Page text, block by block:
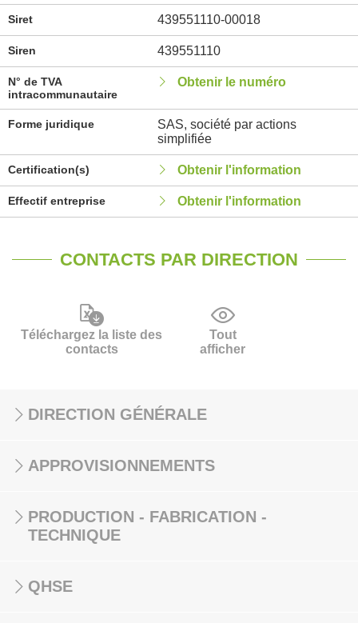
Siret 439551110-00018
Siren 439551110
N° de TVA
intracommunautaire
Obtenir le numéro
Forme juridique
SAS, société par actions
simplifiée
Certification(s) Obtenir l'information
Effectif entreprise Obtenir l'information
CONTACTS PAR DIRECTION
Téléchargez la liste des
contacts
Tout
afficher
DIRECTION GÉNÉRALE
APPROVISIONNEMENTS
PRODUCTION - FABRICATION -
TECHNIQUE
QHSE